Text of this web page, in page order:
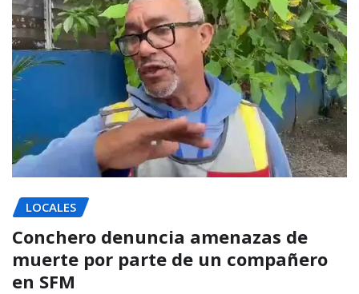
LOCALES
Conchero denuncia amenazas de
muerte por parte de un compañero
en SFM